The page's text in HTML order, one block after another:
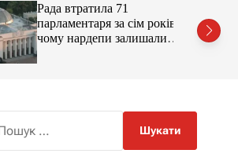
а
ч
р
о
Рада втратила 71
парламентаря за сім років:
чому нардепи залишали
парламент